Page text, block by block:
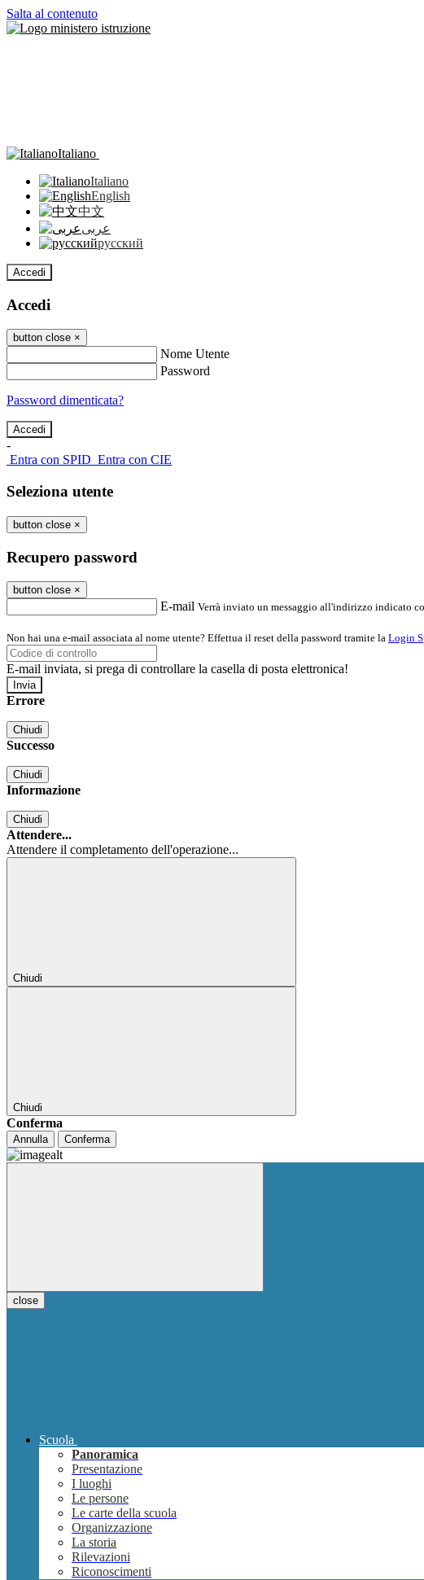
Salta al contenuto
Italiano
Italiano
English
中文
عربى
русский
Accedi
Accedi
button close ×
Nome Utente
Password
Password dimenticata?
-
Entra con SPID Entra con CIE
Seleziona utente
button close ×
Recupero password
button close ×
E-mail Verrà inviato un messaggio all'indirizzo indicato
Non hai una e-mail associata al nome utente? Effettua il reset della password tramite la Login
E-mail inviata, si prega di controllare la casella di posta elettronica!
Errore
Chiudi
Successo
Chiudi
Informazione
Chiudi
Attendere...
Attendere il completamento dell'operazione...
Chiudi
Chiudi
Conferma
Annulla Conferma
close
Scuola
Panoramica
Presentazione
I luoghi
Le persone
Le carte della scuola
Organizzazione
La storia
Rilevazioni
Riconoscimenti